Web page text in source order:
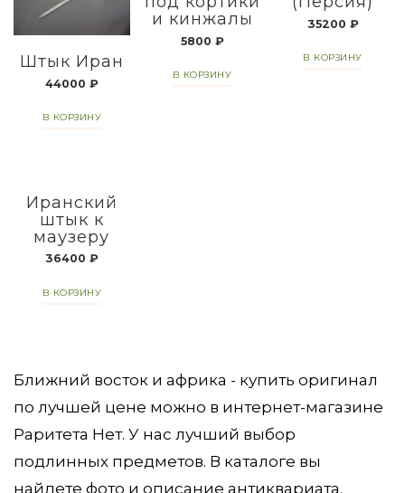
Штык Иран
44000 ₽
В КОРЗИНУ
и кинжалы
5800 ₽
В КОРЗИНУ
35200 ₽
В КОРЗИНУ
Иранский
штык к
маузеру
36400 ₽
В КОРЗИНУ
Ближний восток и африка - купить оригинал
по лучшей цене можно в интернет-магазине
Раритета Нет. У нас лучший выбор
подлинных предметов. В каталоге вы
найдете фото и описание антиквариата.